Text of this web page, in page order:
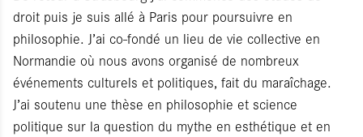
droit puis je suis allé à Paris pour poursuivre en
philosophie. J’ai co-fondé un lieu de vie collective en
Normandie où nous avons organisé de nombreux
événements culturels et politiques, fait du maraîchage.
J’ai soutenu une thèse en philosophie et science
politique sur la question du mythe en esthétique et en